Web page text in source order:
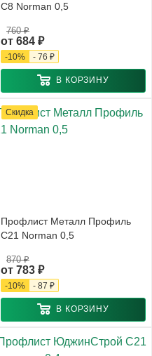
С8 Norman 0,5
от 684 ₽
760 ₽
-10% - 76 ₽
В КОРЗИНУ
Скидка
Профлист Металл Профиль
С21 Norman 0,5
от 783 ₽
870 ₽
-10% - 87 ₽
В КОРЗИНУ